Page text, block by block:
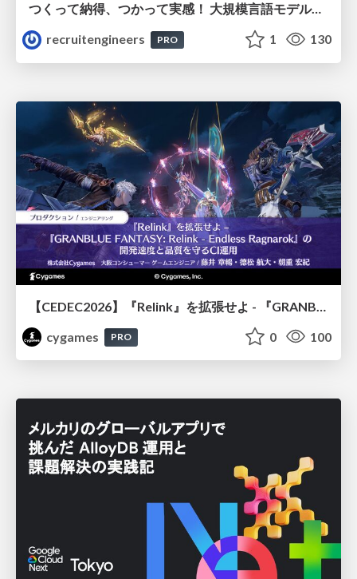
つくって納得、つかって実感！ 大規模言語モデルことはじめ ver2.0
recruitengineers
PRO 1 130
cygames
PRO 0 100